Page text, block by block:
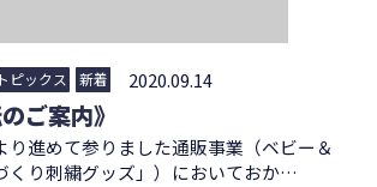
トピックス 新着 2020.09.14
ご案内》
り進めて参りました通販事業（ベビー＆
くり刺繍グッズ」）においておか…